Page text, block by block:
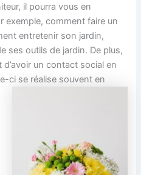
il pourra vous en
exemple, comment faire un
entretenir son jardin,
ses outils de jardin. De plus,
un contact social en
ci se réalise souvent en